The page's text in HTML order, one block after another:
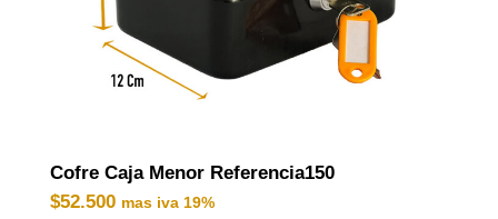
Cofre Caja Menor Referencia150
$52.500 mas iva 19%